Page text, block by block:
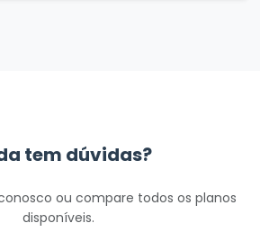
tem dúvidas?
ou compare todos os planos
disponíveis.